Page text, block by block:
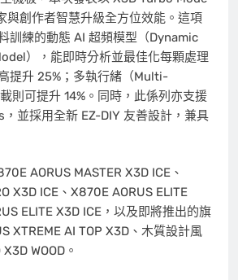
與創作者智慧升級全方位效能。這項
訓練的動態 AI 超頻模型（Dynamic
），能即時分析並最佳化每顆處理
提升 25%；多執行緒（Multi-
則可提升 14%。同時，此係列亦支援
並採用全新 EZ-DIY 友善設計，兼具
AORUS MASTER X3D ICE、
X3D ICE、X870E AORUS ELITE
ELITE X3D ICE，以及即將推出的旗
XTREME AI TOP X3D、木質設計風
WOOD。